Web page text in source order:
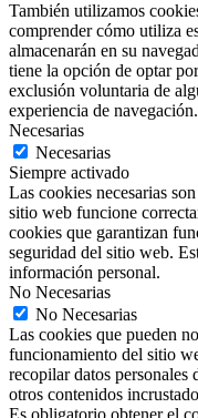
También utilizamos
comprender cómo utiliza
almacenarán en su
tiene la opción de optar
exclusión voluntaria de
experiencia de navegación.
Necesarias
Necesarias
Siempre activado
Las cookies necesarias
sitio web funcione
cookies que garantizan
seguridad del sitio web.
información personal.
No Necesarias
No Necesarias
Las cookies que pueden
funcionamiento del sitio
recopilar datos personales
otros contenidos
Es obligatorio obtener el